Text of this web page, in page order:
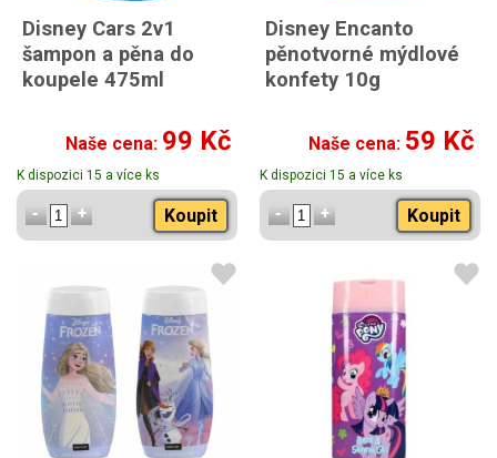
Disney Cars 2v1
šampon a pěna do
koupele 475ml
Naše cena: 99 Kč
K dispozici 15 a více ks
Koupit
Disney Encanto
pěnotvorné mýdlové
konfety 10g
Naše cena: 59 Kč
K dispozici 15 a více ks
Koupit